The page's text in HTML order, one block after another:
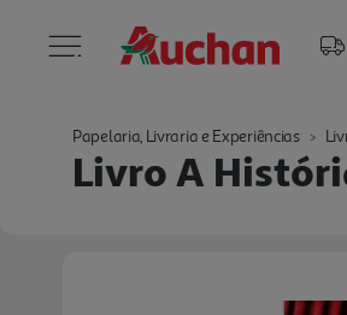
Papelaria, Livraria e Experiências
Livro A